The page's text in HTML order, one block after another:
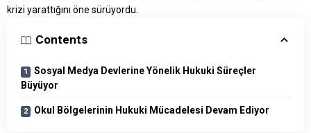
krizi yarattığını öne sürüyordu.
Contents
Sosyal Medya Devlerine Yönelik Hukuki Süreçler
Büyüyor
Okul Bölgelerinin Hukuki Mücadelesi Devam Ediyor